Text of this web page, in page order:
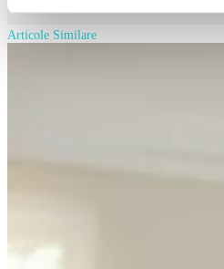
Articole Similare